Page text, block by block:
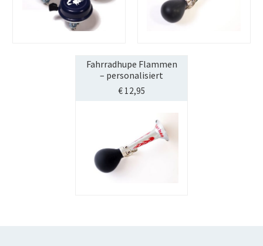
Fahrradhupe Flammen
– personalisiert
€12,95